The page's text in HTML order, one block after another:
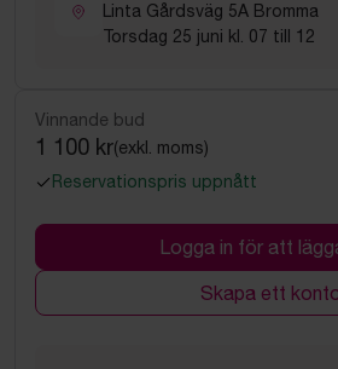
Linta Gårdsväg 5A Bromma
Torsdag 25 juni kl. 07 till 12
Vinnande bud
1 100 kr(exkl. moms)
Reservationspris uppnått
Logga in för att
Skapa ett